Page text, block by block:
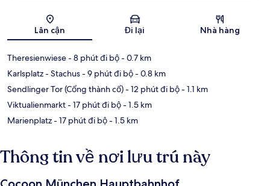
Bản đồ
Lân cận Đi lại Nhà hàng
Theresienwiese- 8 phút đi bộ- 0.7 km
Karlsplatz - Stachus- 9 phút đi bộ- 0.8 km
Sendlinger Tor (Cổng thành cổ)- 12 phút đi bộ- 1.1 km
Viktualienmarkt- 17 phút đi bộ- 1.5 km
Marienplatz- 17 phút đi bộ- 1.5 km
Thông tin về nơi lưu trú này